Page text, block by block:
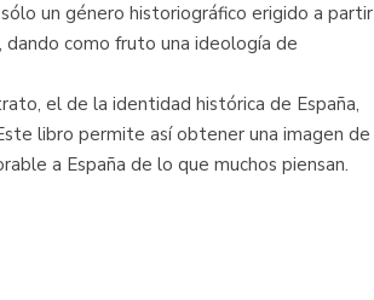
un género historiográfico erigido a partir
como fruto una ideología de
el de la identidad histórica de España,
libro permite así obtener una imagen de
a España de lo que muchos piensan.